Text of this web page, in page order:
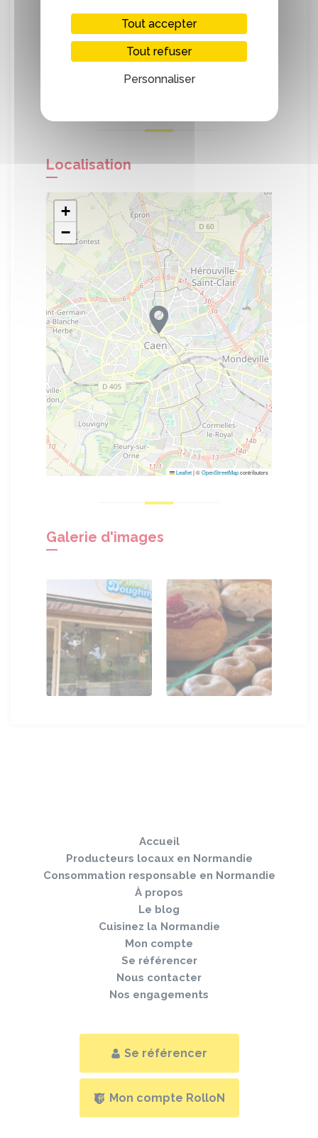
donut à pleines dents !
Produits bios et locaux transformés sur
place pour des saveurs naturelles et très
Localisation
+
−
Leaflet|©OpenStreetMapcontributors
Galerie d'images
Accueil
Producteurs locaux en Normandie
Consommation responsable en Normandie
À propos
Le blog
Cuisinez la Normandie
Mon compte
Se référencer
Nous contacter
Nos engagements
Se référencer
Mon compte RolloN
Tout accepter
Tout refuser
Personnaliser